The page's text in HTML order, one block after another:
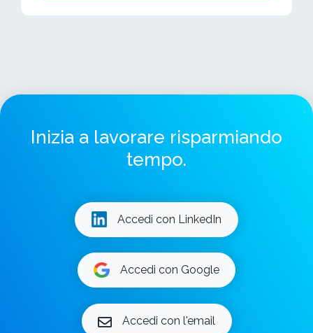
Inizia a lavorare risparmiando
tempo.
Accedi con LinkedIn
Accedi con Google
Accedi con l'email